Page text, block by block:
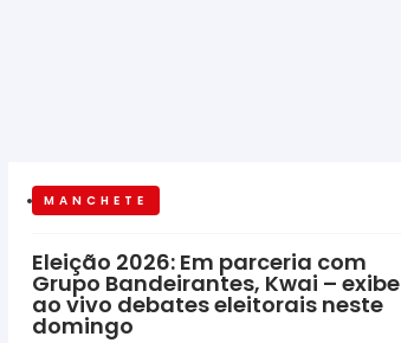
MANCHETE
Eleição 2026: Em parceria com
Grupo Bandeirantes, Kwai – exibe
ao vivo debates eleitorais neste
domingo